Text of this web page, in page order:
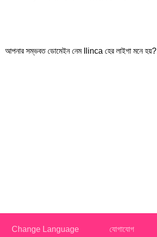
আপনার সম্ভবত ডোমেইন নেম Ilinca হের লাইগা মনে হয়?
Change Language যোগাযোগ